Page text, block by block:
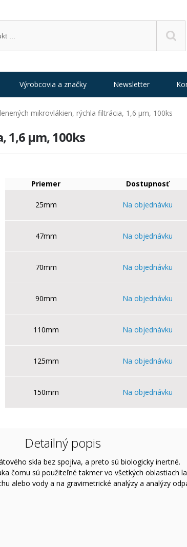
mikrovlákien, rýchla filtrácia, 1,6 µm, 100ks
µm, 100ks
Priemer Dostupnosť
25mm Na objednávku
47mm Na objednávku
70mm Na objednávku
90mm Na objednávku
110mm Na objednávku
125mm Na objednávku
150mm Na objednávku
Detailný popis
skla bez spojiva, a preto sú biologicky inertné.
čomu sú použiteľné takmer vo všetkých oblastiach
alebo vody a na gravimetrické analýzy a analýzy
Výrobcovia a značky Newsletter